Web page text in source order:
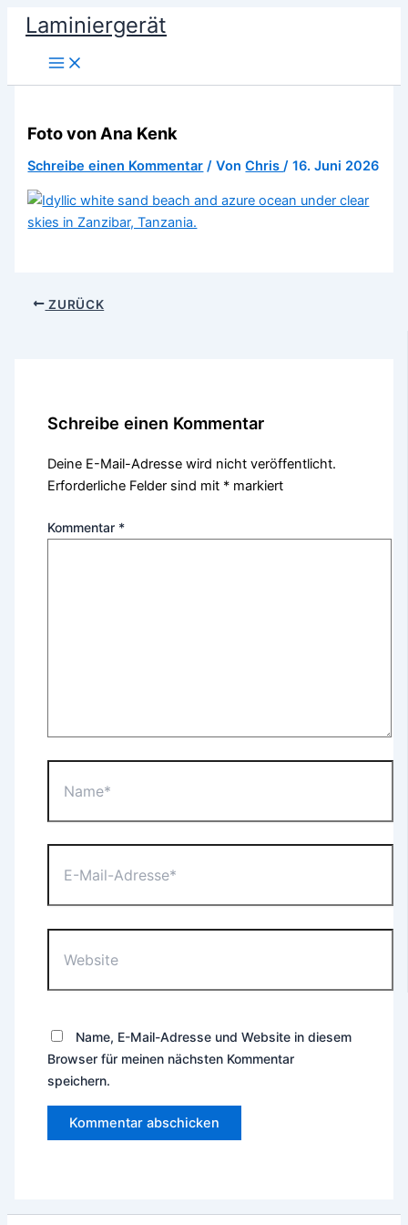
Zum
Inhalt
springen
Laminiergerät
Foto von Ana Kenk
Schreibe einen Kommentar / VonChris/16. Juni 2026
ZURÜCK
Schreibe einen Kommentar
Deine E-Mail-Adresse wird nicht veröffentlicht.
Erforderliche Felder sind mit * markiert
Kommentar *
Mail-
Name, E-Mail-Adresse und Website in diesem
Browser für meinen nächsten Kommentar
speichern.